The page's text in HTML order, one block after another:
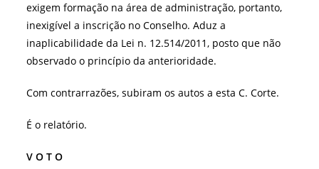
exigem formação na área de administração, portanto,
inexigível a inscrição no Conselho. Aduz a
inaplicabilidade da Lei n. 12.514/2011, posto que não
observado o princípio da anterioridade.
Com contrarrazões, subiram os autos a esta C. Corte.
É o relatório.
V O T O